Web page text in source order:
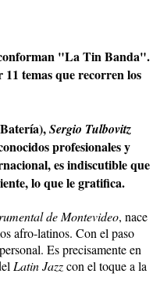
conforman "La Tin Banda".
temas que recorren los
Sergio Tulbovitz
profesionales y
es indiscutible que
lo que le gratifica.
de Montevideo, nace
afro-latinos. Con el paso
Es precisamente en
Latin Jazzcon el toque a la